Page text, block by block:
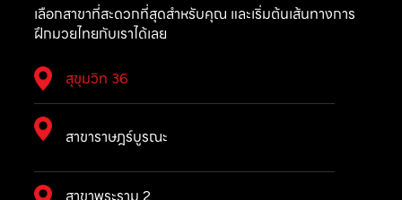
เลือกสาขาที่สะดวกที่สุดสำหรับคุณ และเริ่มต้นเส้นทางการ
ฝึกมวยไทยกับเราได้เลย
สุขุมวิท 36
สาขาราษฎร์บูรณะ
สาขาพระราม 2